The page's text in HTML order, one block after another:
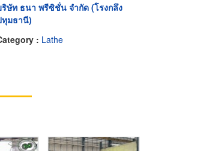
ษัท ธนา พรีซิชั่น จำกัด (โรงกลึง
มธานี)
: Lathe